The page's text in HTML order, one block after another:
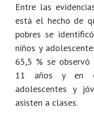
Entre las
está el hecho de
pobres se
niños y
65,5 % se
11 años y en
adolescentes y
asisten a clases.